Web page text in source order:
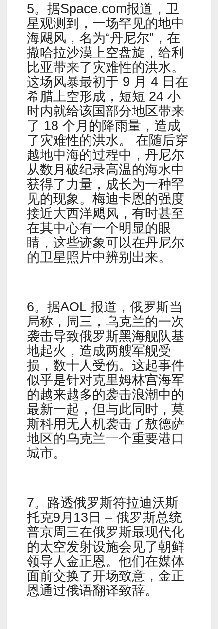
5。据Space.com报道，卫
星观测到，一场罕见的地中
海飓风，名为“丹尼尔”，在
撒哈拉沙漠上空盘旋，给利
比亚带来了灾难性的洪水。
这场风暴最初于 9 月 4 日在
希腊上空形成，短短 24 小
时内就给该国部分地区带来
了 18 个月的降雨量，造成
了灾难性的洪水。 在随后穿
越地中海的过程中，丹尼尔
从数月破纪录高温的海水中
获得了力量，成长为一种罕
见的现象。梅迪卡恩的强度
接近大西洋飓风，有时甚至
在其中心有一个明显的眼
睛，这些迹象可以在丹尼尔
的卫星照片中辨别出来。
6。据AOL 报道，俄罗斯当
局称，周三，乌克兰的一次
袭击导致俄罗斯黑海舰队基
地起火，造成两艘军舰受
损，数十人受伤。这起事件
似乎是针对克里姆林宫海军
的越来越多的袭击浪潮中的
最新一起，但与此同时，莫
斯科用无人机袭击了敖德萨
地区的乌克兰一个重要港口
城市。
7。路透俄罗斯符拉迪沃斯
托克9月13日 – 俄罗斯总统
普京周三在俄罗斯最现代化
的太空发射设施会见了朝鲜
领导人金正恩。他们在媒体
面前交换了开场致意，金正
恩通过俄语翻译致辞。